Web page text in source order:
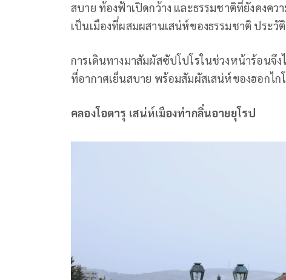
สบาย ท้องฟ้าเปิดกว้าง และธรรมชาติที่ยังคงคว
เป็นเมืองที่ผสมผสานเสน่ห์ของธรรมชาติ ประ
การเดินทางมาสัมผัสซัปโปโรในช่วงหน้าร้อนจึ
ที่อากาศเย็นสบาย พร้อมสัมผัสเสน่ห์ของฮอกไก
คลองโอตารุ เสน่ห์เมืองท่ากลิ่นอายยุโรป